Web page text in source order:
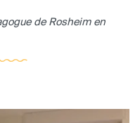
de Rosheim en